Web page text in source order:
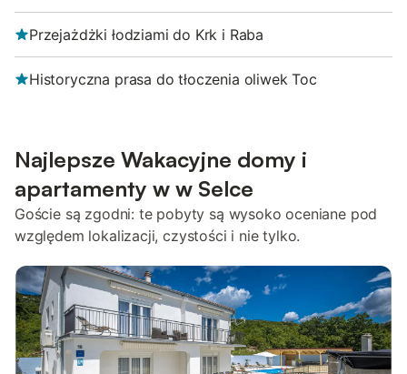
Przejażdżki łodziami do Krk i Raba
Historyczna prasa do tłoczenia oliwek Toc
Najlepsze Wakacyjne domy i
apartamenty w w Selce
Goście są zgodni: te pobyty są wysoko oceniane pod
względem lokalizacji, czystości i nie tylko.